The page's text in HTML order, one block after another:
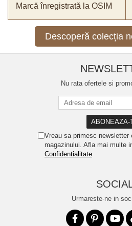
Marcă înregistrată la OSIM
Descoperă colecția
Nu rata ofertele si
Vreau sa primesc newsletter
magazinului. Afla mai multe
Confidentialitate
Urmareste-ne in